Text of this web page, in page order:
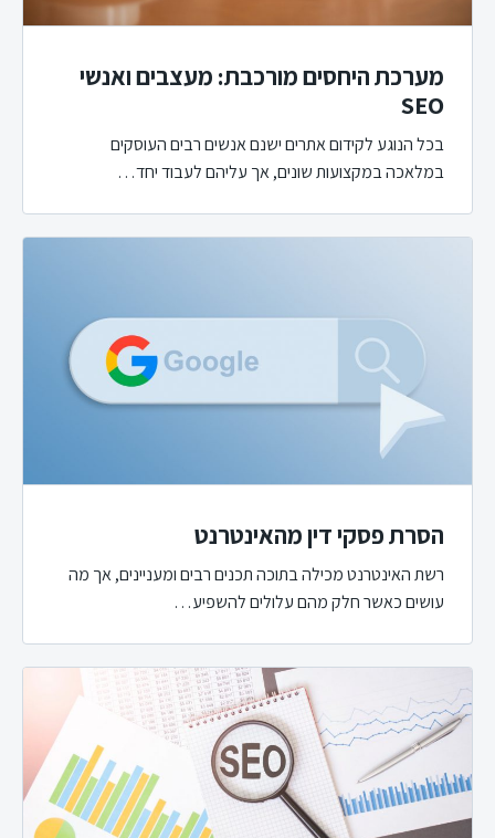
מערכת היחסים מורכבת: מעצבים ואנשי
SEO
בכל הנוגע לקידום אתרים ישנם אנשים רבים העוסקים
במלאכה במקצועות שונים, אך עליהם לעבוד יחד…
הסרת פסקי דין מהאינטרנט
רשת האינטרנט מכילה בתוכה תכנים רבים ומעניינים, אך מה
עושים כאשר חלק מהם עלולים להשפיע…